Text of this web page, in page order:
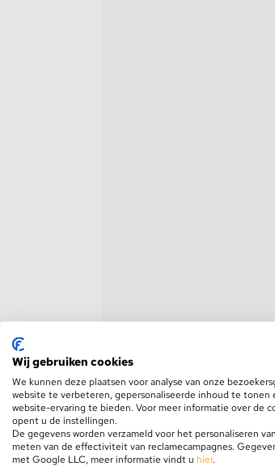
Wij gebruiken cookies
We kunnen deze plaatsen voor analyse van onze
website te verbeteren, gepersonaliseerde inhoud te tonen
website-ervaring te bieden. Voor meer informatie over de
opent u de instellingen.
De gegevens worden verzameld voor het personaliseren
meten van de effectiviteit van reclamecampagnes.
met Google LLC, meer informatie vindt u hier.